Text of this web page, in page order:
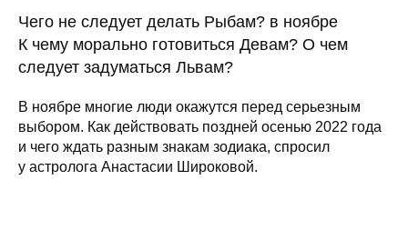
Чего не следует делать Рыбам? в ноябре
К чему морально готовиться Девам? О чем
следует задуматься Львам?
В ноябре многие люди окажутся перед серьезным
выбором. Как действовать поздней осенью 2022 года
и чего ждать разным знакам зодиака, спросил
у астролога Анастасии Широковой.